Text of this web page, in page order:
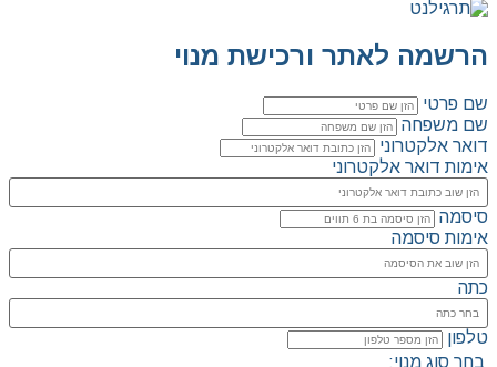
הרשמה לאתר ורכישת מנוי
שם פרטי
שם משפחה
דואר אלקטרוני
אימות דואר אלקטרוני
סיסמה
אימות סיסמה
כתה
טלפון
בחר סוג מנוי: